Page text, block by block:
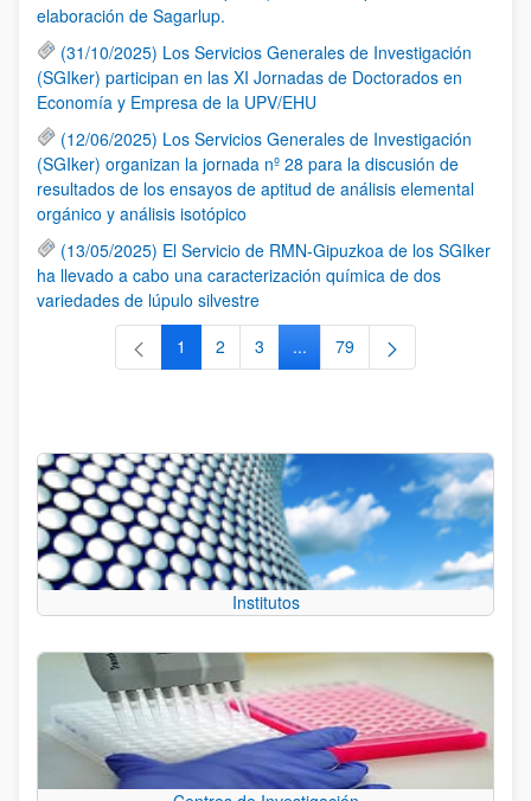
elaboración de Sagarlup.
(31/10/2025) Los Servicios Generales de Investigación
(SGIker) participan en las XI Jornadas de Doctorados en
Economía y Empresa de la UPV/EHU
(12/06/2025) Los Servicios Generales de Investigación
(SGIker) organizan la jornada nº 28 para la discusión de
resultados de los ensayos de aptitud de análisis elemental
orgánico y análisis isotópico
(13/05/2025) El Servicio de RMN-Gipuzkoa de los SGIker
ha llevado a cabo una caracterización química de dos
variedades de lúpulo silvestre
Página
1 Página
2 Página
3 ...Páginas intermedias Use TAB
Página
79
Institutos